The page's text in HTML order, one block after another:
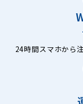
24時間スマホから